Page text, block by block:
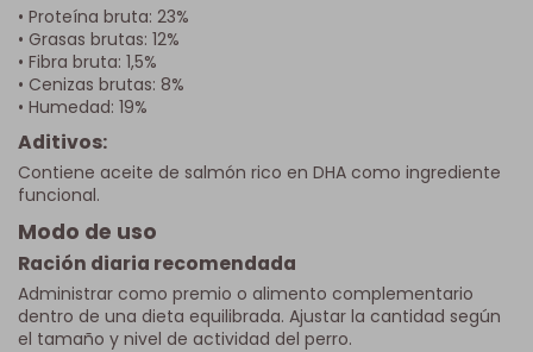
• Proteína bruta: 23%
• Grasas brutas: 12%
• Fibra bruta: 1,5%
• Cenizas brutas: 8%
• Humedad: 19%
Aditivos:
Contiene aceite de salmón rico en DHA como ingrediente
funcional.
Modo de uso
Ración diaria recomendada
Administrar como premio o alimento complementario
dentro de una dieta equilibrada. Ajustar la cantidad según
el tamaño y nivel de actividad del perro.